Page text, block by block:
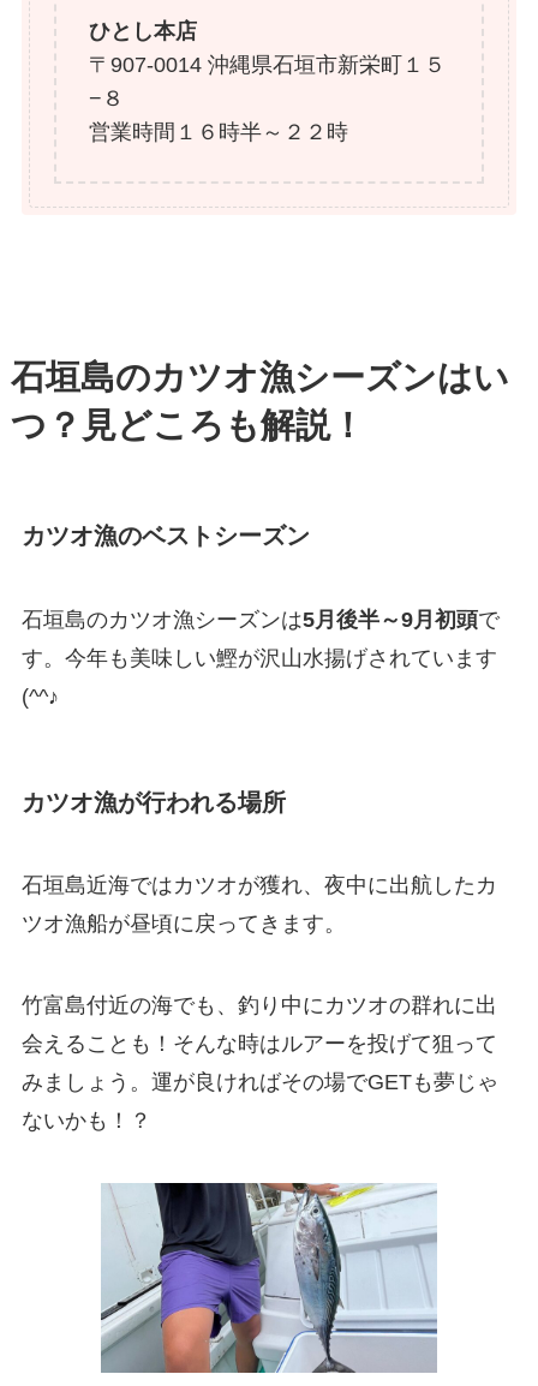
ひとし本店
〒907-0014 沖縄県石垣市新栄町１５
−８
営業時間１６時半～２２時
石垣島のカツオ漁シーズンはい
つ？見どころも解説！
カツオ漁のベストシーズン
石垣島のカツオ漁シーズンは5月後半～9月初頭で
す。今年も美味しい鰹が沢山水揚げされています
(^^♪
カツオ漁が行われる場所
石垣島近海ではカツオが獲れ、夜中に出航したカ
ツオ漁船が昼頃に戻ってきます。
竹富島付近の海でも、釣り中にカツオの群れに出
会えることも！そんな時はルアーを投げて狙って
みましょう。運が良ければその場でGETも夢じゃ
ないかも！？